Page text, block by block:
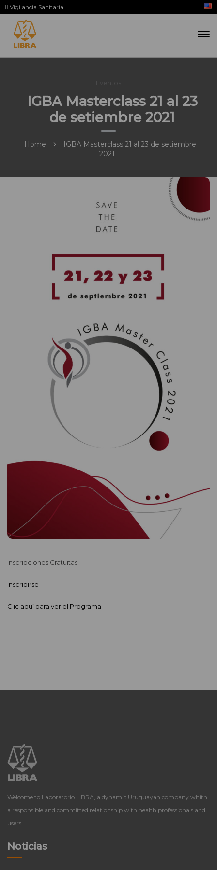
Vigilancia Sanitaria
Eventos
IGBA Masterclass 21 al 23
de setiembre 2021
Home
IGBA Masterclass 21 al 23 de setiembre
2021
Inscripciones Gratuitas
Inscribirse
Clic aquí para ver el Programa
Welcome to Laboratorio LIBRA, a dynamic Uruguayan company whith
a responsible and committed relationship with health professionals and
users.
Noticias